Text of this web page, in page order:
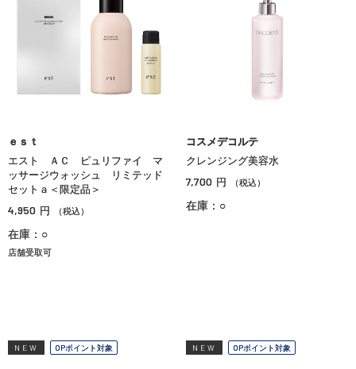
ｅｓｔ
エスト ＡＣ ピュリファイ マ
ッサージウォッシュ リミテッド
セットａ＜限定品＞
4,950 円 （税込）
在庫：○
店舗受取可
コスメデコルテ
クレンジング美容水
7,700 円 （税込）
在庫：○
NEW OPポイント対象 NEW OPポイント対象